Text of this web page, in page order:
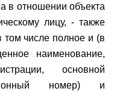
в отношении объекта
лицу, - также
том числе полное и (в
наименование,
основной
номер) и